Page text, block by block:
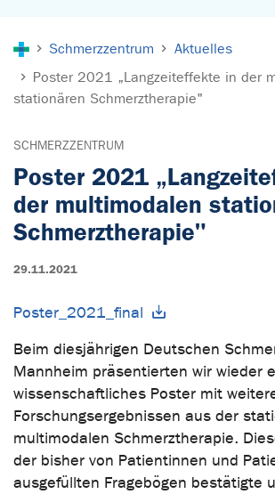
Schmerzzentrum
Aktuelles
Poster 2021 „Langzeiteffekte in der
stationären Schmerztherapie"
SCHMERZZENTRUM
Poster 2021
der multimodalen
Schmerztherapie"
29.11.2021
Poster_2021_final
Beim diesjährigen Deutschen
Mannheim präsentierten wir wieder
wissenschaftliches Poster mit
Forschungsergebnissen aus der
multimodalen Schmerztherapie.
der bisher von Patientinnen und
ausgefüllten Fragebögen bestätigte